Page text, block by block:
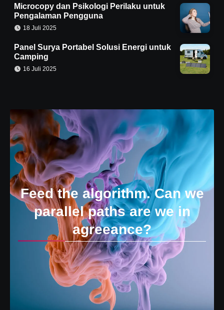
Microcopy dan Psikologi Perilaku untuk
Pengalaman Pengguna
18 Juli 2025
Panel Surya Portabel Solusi Energi untuk
Camping
16 Juli 2025
Feed the algorithm. Can we
parallel paths are we in
agreeance?